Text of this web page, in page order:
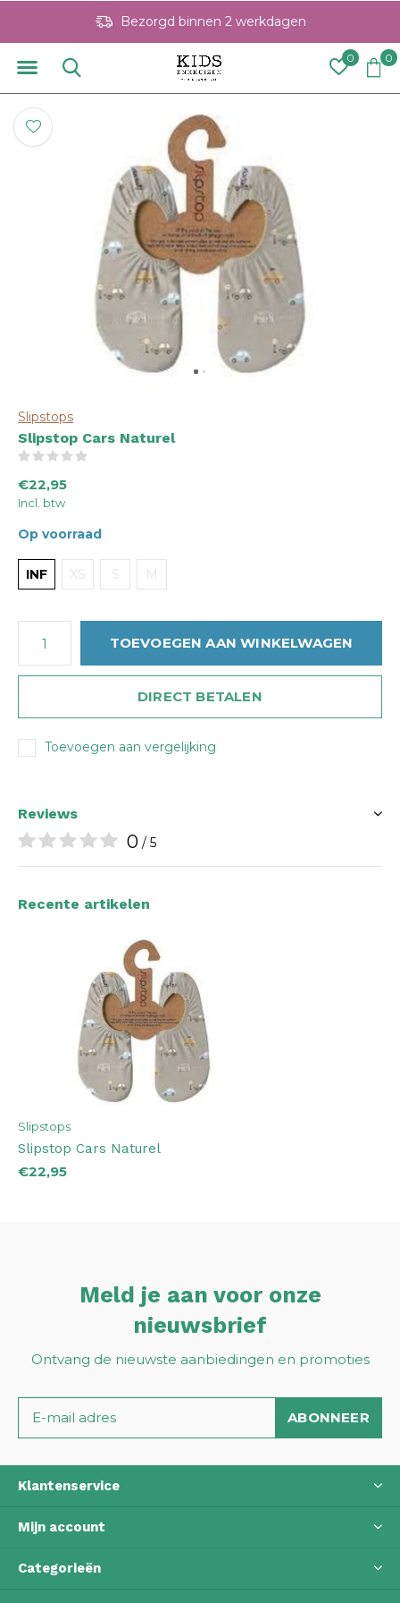
0 0
Bezorgd binnen 2 werkdagen
Slipstops
Slipstop Cars Naturel
€22,95
Incl. btw
Op voorraad
INF XS S M
TOEVOEGEN AAN WINKELWAGEN
DIRECT BETALEN
Toevoegen aan vergelijking
Reviews
0 / 5
Recente artikelen
Slipstops
Slipstop Cars Naturel
€22,95
Meld je aan voor onze
nieuwsbrief
Ontvang de nieuwste aanbiedingen en promoties
ABONNEER
Klantenservice
Mijn account
Categorieën